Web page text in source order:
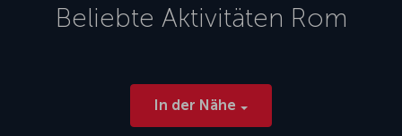
Beliebte Aktivitäten Rom
In der Nähe